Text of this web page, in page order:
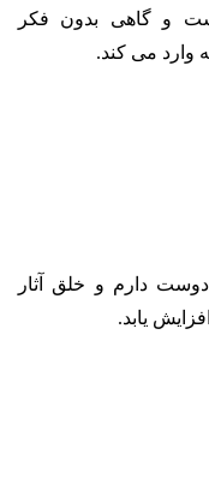
و گاهی بدون فکر
وارد می کند.
دارم و خلق آثار
یابد.